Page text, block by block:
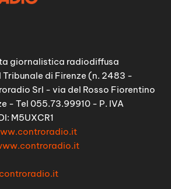
giornalistica radiodiffusa
di Firenze (n. 2483 -
Srl - via del Rosso Fiorentino
- Tel 055.73.99910 - P. IVA
M5UXCR1